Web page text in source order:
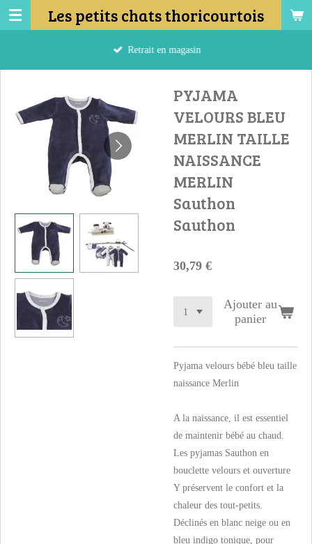
Passer
au
Les petits chats thoricourtois
Retrait en magasin
PYJAMA
VELOURS BLEU
MERLIN TAILLE
NAISSANCE
MERLIN
Sauthon
Sauthon
30,79 €
Ajouter au
panier
Pyjama velours bébé bleu taille
naissance Merlin
A la naissance, il est essentiel
de maintenir bébé au chaud.
Les pyjamas Sauthon en
bouclette velours et ouverture
Y préservent le confort et la
chaleur des tout-petits.
Déclinés en blanc neige ou en
bleu indigo tonique, pour